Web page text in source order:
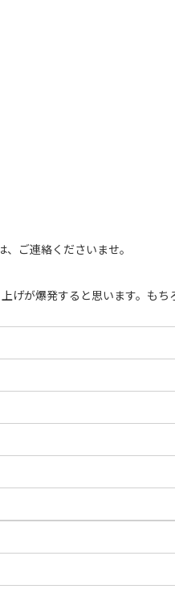
ご連絡くださいませ。
げが爆発すると思います。もち